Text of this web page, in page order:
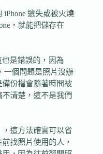
iPhone 遺失或被火燒
，就能把儲存在
是錯誤的，因為
一個問題是照片沒辦
份檔會隨著時間被
清楚，這不是我們
這方法確實可以省
找照片使用的人，